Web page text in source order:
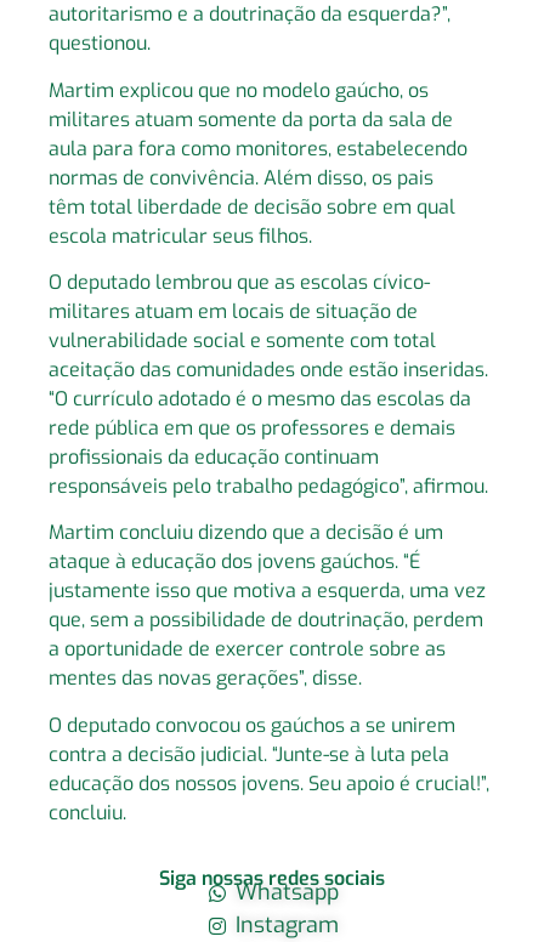
autoritarismo e a doutrinação da esquerda?”,
questionou.
Martim explicou que no modelo gaúcho, os
militares atuam somente da porta da sala de
aula para fora como monitores, estabelecendo
normas de convivência. Além disso, os pais
têm total liberdade de decisão sobre em qual
escola matricular seus filhos.
O deputado lembrou que as escolas cívico-
militares atuam em locais de situação de
vulnerabilidade social e somente com total
aceitação das comunidades onde estão inseridas.
“O currículo adotado é o mesmo das escolas da
rede pública em que os professores e demais
profissionais da educação continuam
responsáveis pelo trabalho pedagógico”, afirmou.
Martim concluiu dizendo que a decisão é um
ataque à educação dos jovens gaúchos. “É
justamente isso que motiva a esquerda, uma vez
que, sem a possibilidade de doutrinação, perdem
a oportunidade de exercer controle sobre as
mentes das novas gerações”, disse.
O deputado convocou os gaúchos a se unirem
contra a decisão judicial. “Junte-se à luta pela
educação dos nossos jovens. Seu apoio é crucial!”,
concluiu.
Siga nossas redes sociais
Whatsapp
Instagram